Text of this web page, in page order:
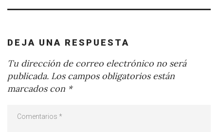
DEJA UNA RESPUESTA
Tu dirección de correo electrónico no será
publicada. Los campos obligatorios están
marcados con *